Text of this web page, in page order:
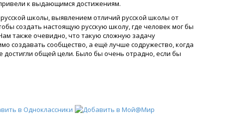
к выдающимся достижениям.
школы, выявлением отличий русской школы от
создать настоящую русскую школу, где человек мог бы
также очевидно, что такую сложную задачу
создавать сообщество, а ещё лучше содружество, когда
общей цели. Было бы очень отрадно, если бы